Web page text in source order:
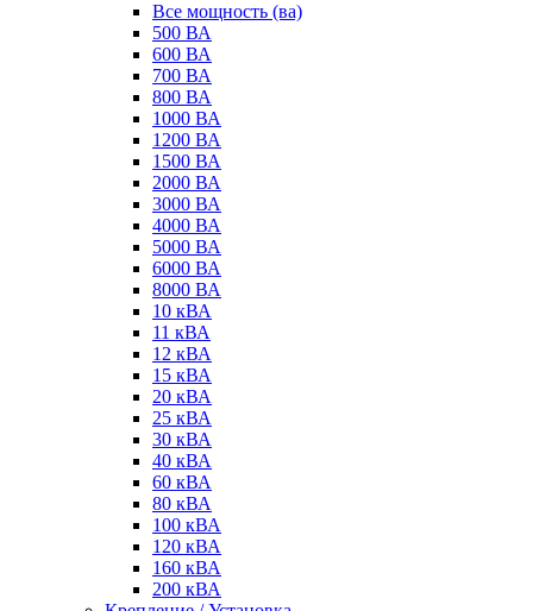
Все мощность (ва)
500 ВА
600 ВА
700 ВА
800 ВА
1000 ВА
1200 ВА
1500 ВА
2000 ВА
3000 ВА
4000 ВА
5000 ВА
6000 ВА
8000 ВА
10 кВА
11 кВА
12 кВА
15 кВА
20 кВА
25 кВА
30 кВА
40 кВА
60 кВА
80 кВА
100 кВА
120 кВА
160 кВА
200 кВА